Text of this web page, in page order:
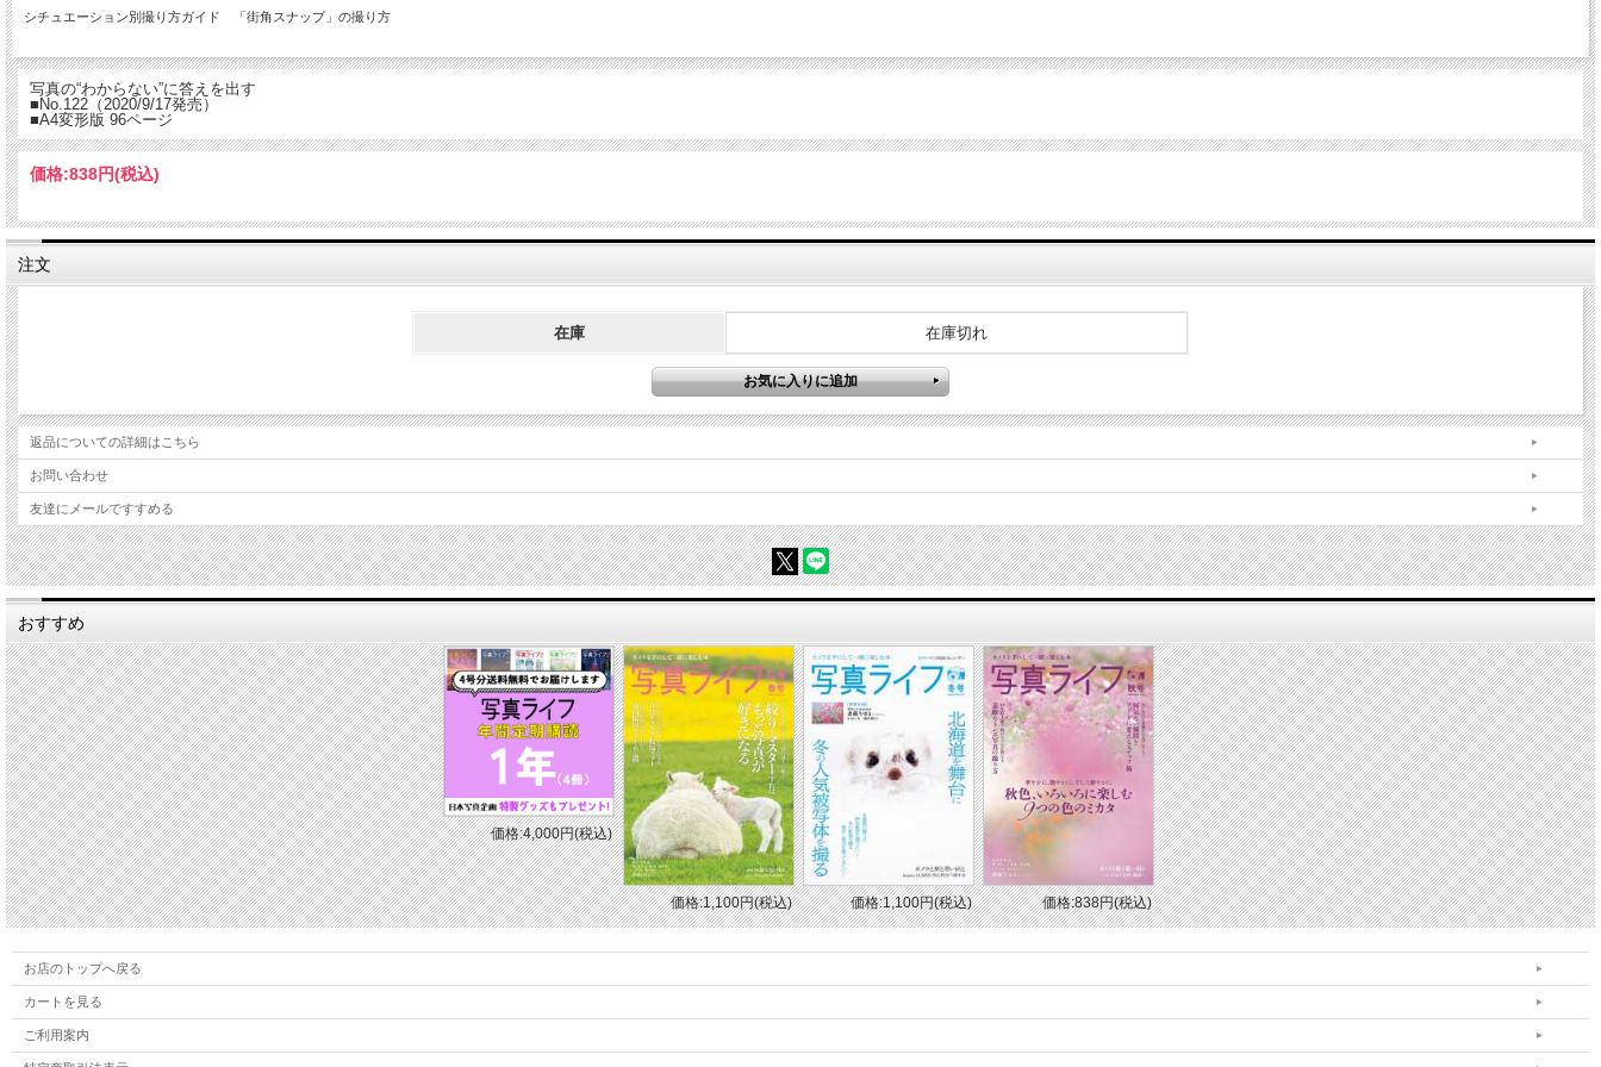
シチュエーション別撮り方ガイド 「街角スナップ」の撮り方
写真の“わからない”に答えを出す
■No.122（2020/9/17発売）
■A4変形版 96ページ
価格:838円(税込)
注文
在庫 在庫切れ
返品についての詳細はこちら
お問い合わせ
友達にメールですすめる
おすすめ
価格:4,000円(税込)
価格:1,100円(税込) 価格:1,100円(税込) 価格:838円(税込)
お店のトップへ戻る
カートを見る
ご利用案内